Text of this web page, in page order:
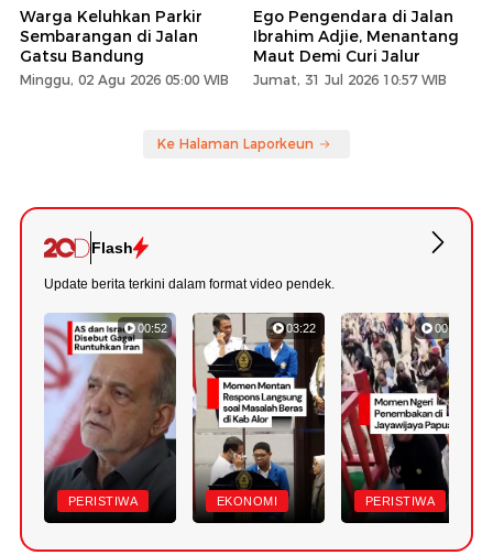
Warga Keluhkan Parkir
Sembarangan di Jalan
Gatsu Bandung
Minggu, 02 Agu 2026 05:00 WIB
Ego Pengendara di Jalan
Ibrahim Adjie, Menantang
Maut Demi Curi Jalur
Jumat, 31 Jul 2026 10:57 WIB
Ke Halaman Laporkeun
Flash
Update berita terkini dalam format video pendek.
00:52
PERISTIWA
03:22
EKONOMI
00:42
PERISTIWA